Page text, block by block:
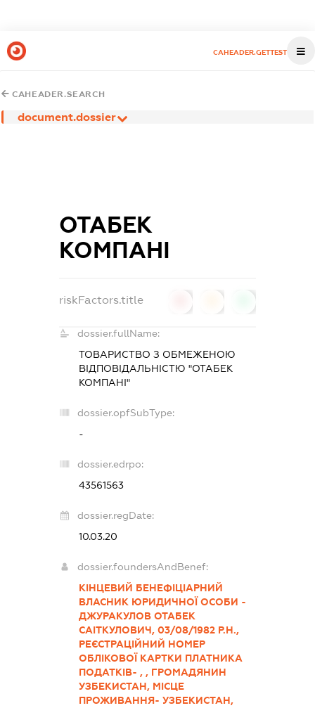
CAHEADER.GETTEST
CAHEADER.SEARCH
document.dossier
ОТАБЕК
КОМПАНІ
riskFactors.title
dossier.fullName:
ТОВАРИСТВО З ОБМЕЖЕНОЮ
ВІДПОВІДАЛЬНІСТЮ "ОТАБЕК
КОМПАНІ"
dossier.opfSubType:
-
dossier.edrpo:
43561563
dossier.regDate:
10.03.20
dossier.foundersAndBenef:
КІНЦЕВИЙ БЕНЕФІЦІАРНИЙ
ВЛАСНИК ЮРИДИЧНОЇ ОСОБИ -
ДЖУРАКУЛОВ ОТАБЕК
САІТКУЛОВИЧ, 03/08/1982 Р.Н.,
РЕЄСТРАЦІЙНИЙ НОМЕР
ОБЛІКОВОЇ КАРТКИ ПЛАТНИКА
ПОДАТКІВ- , , ГРОМАДЯНИН
УЗБЕКИСТАН, МІСЦЕ
ПРОЖИВАННЯ- УЗБЕКИСТАН,